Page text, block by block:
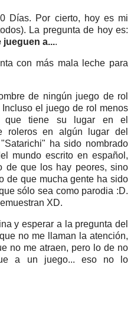
Días. Por cierto, hoy es mi
La pregunta de hoy es:
jueguen a....
con más mala leche para
de ningún juego de rol
el juego de rol menos
que tiene su lugar en el
roleros en algún lugar del
ha sido nombrado
mundo escrito en español,
de que los hay peores, sino
de que mucha gente ha sido
sólo sea como parodia :D.
XD.
y esperar a la pregunta del
no me llaman la atención,
no me atraen, pero lo de no
a un juego... eso no lo